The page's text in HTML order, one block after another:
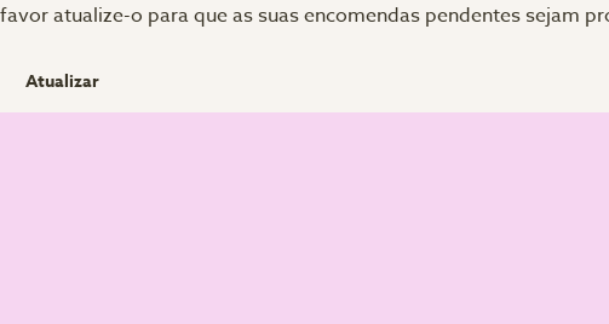
favor atualize-o para que as suas encomendas pendentes sejam
Atualizar